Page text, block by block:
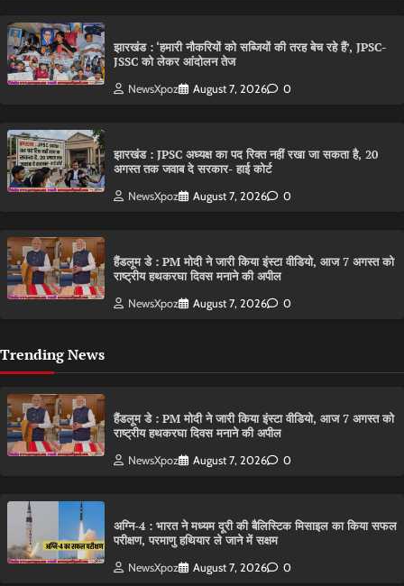
झारखंड : ‘हमारी नौकरियों को सब्जियों की तरह बेच रहे हैं’, JPSC-
JSSC को लेकर आंदोलन तेज
NewsXpoz August 7, 2026 0
झारखंड : JPSC अध्यक्ष का पद रिक्त नहीं रखा जा सकता है, 20
अगस्त तक जवाब दे सरकार- हाई कोर्ट
NewsXpoz August 7, 2026 0
हैंडलूम डे : PM मोदी ने जारी किया इंस्टा वीडियो, आज 7 अगस्त को
राष्ट्रीय हथकरघा दिवस मनाने की अपील
NewsXpoz August 7, 2026 0
Trending News
हैंडलूम डे : PM मोदी ने जारी किया इंस्टा वीडियो, आज 7 अगस्त को
राष्ट्रीय हथकरघा दिवस मनाने की अपील
NewsXpoz August 7, 2026 0
अग्नि-4 : भारत ने मध्यम दूरी की बैलिस्टिक मिसाइल का किया सफल
परीक्षण, परमाणु हथियार ले जाने में सक्षम
NewsXpoz August 7, 2026 0